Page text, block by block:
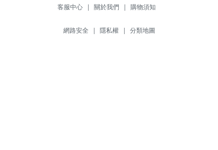
客服中心 | 關於我們 | 購物須知
網路安全 | 隱私權 | 分類地圖